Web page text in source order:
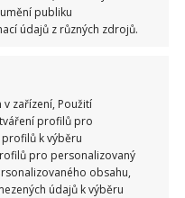
publiku
údajů z různých zdrojů.
zařízení, Použití
profilů pro
k výběru
pro personalizovaný
obsahu,
údajů k výběru
kytky, dekorace a